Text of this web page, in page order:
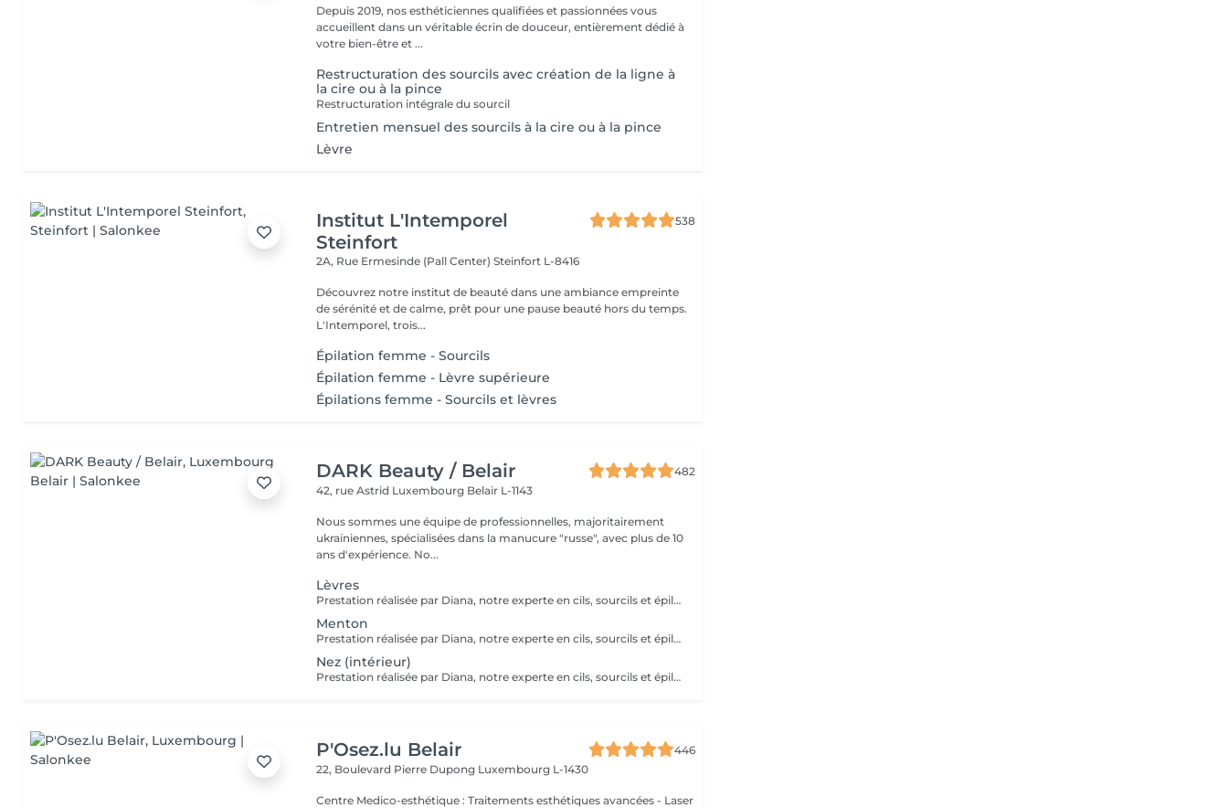
Depuis 2019, nos esthéticiennes qualifiées et passionnées vous
accueillent dans un véritable écrin de douceur, entièrement dédié à
votre bien-être et ...
Restructuration des sourcils avec création de la ligne à
la cire ou à la pince
Restructuration intégrale du sourcil
Entretien mensuel des sourcils à la cire ou à la pince
Lèvre
Institut L'Intemporel
Steinfort
538
2A, Rue Ermesinde (Pall Center)Steinfort L-8416
Découvrez notre institut de beauté dans une ambiance empreinte
de sérénité et de calme, prêt pour une pause beauté hors du temps.
L'Intemporel, trois...
Épilation femme - Sourcils
Épilation femme - Lèvre supérieure
Épilations femme - Sourcils et lèvres
DARK Beauty / Belair
482
42, rue Astrid Luxembourg Belair L-1143
Nous sommes une équipe de professionnelles, majoritairement
ukrainiennes, spécialisées dans la manucure "russe", avec plus de 10
ans d'expérience. No...
Lèvres
Prestation réalisée par Diana, notre experte en cils, sourcils et épilation, avec plus de 10 ans d'expérience, garantissant précision et résultats de haute qualité.
Menton
Prestation réalisée par Diana, notre experte en cils, sourcils et épilation, avec plus de 10 ans d'expérience, garantissant précision et résultats de haute qualité.
Nez (intérieur)
Prestation réalisée par Diana, notre experte en cils, sourcils et épilation, avec plus de 10 ans d'expérience, garantissant précision et résultats de haute qualité.
P'Osez.lu Belair
446
22, Boulevard Pierre Dupong Luxembourg L-1430
Centre Medico-esthétique : Traitements esthétiques avancées - Laser